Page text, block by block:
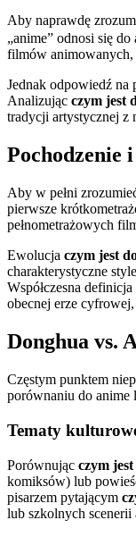
Aby naprawdę
„anime” odnosi się
filmów animowanych,
Jednak odpowiedź na
Analizując czym jest
tradycji artystycznej z
Pochodzenie
Aby w pełni
pierwsze
pełnometrażowych
Ewolucja czym jest
charakterystyczne
Współczesna definicja
obecnej erze
Donghua vs.
Częstym punktem
porównaniu do
Tematy
Porównując czym
komiksów) lub
pisarzem pytającym
lub szkolnych scenerii